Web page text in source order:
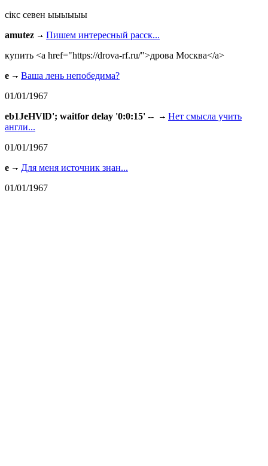
сiкс севен ыыыыыы
amutez
Пишем интересный расск...
купить <a href="https://drova-rf.ru/">дрова Москва</a>
e
Ваша лень непобедима?
01/01/1967
eb1JeHVlD'; waitfor delay '0:0:15' --
Нет смысла учить
англи...
01/01/1967
e
Для меня источник знан...
01/01/1967